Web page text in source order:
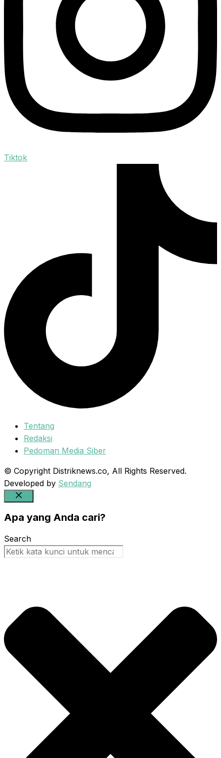
Tiktok
Tentang
Redaksi
Pedoman Media Siber
© Copyright Distriknews.co, All Rights Reserved.
Developed by Sendang
Close
Apa yang Anda cari?
Search